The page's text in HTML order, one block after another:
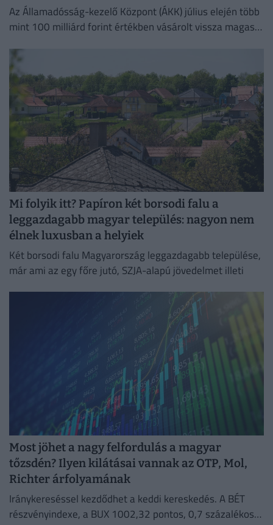
Az Államadósság-kezelő Központ (ÁKK) július elején több
mint 100 milliárd forint értékben vásárolt vissza magas
Mi folyik itt? Papíron két borsodi falu a
leggazdagabb magyar település: nagyon nem
élnek luxusban a helyiek
Két borsodi falu Magyarország leggazdagabb települése,
már ami az egy főre jutó, SZJA-alapú jövedelmet illeti
Most jöhet a nagy felfordulás a magyar
tőzsdén? Ilyen kilátásai vannak az OTP, Mol,
Richter árfolyamának
Iránykereséssel kezdődhet a keddi kereskedés. A BÉT
részvényindexe, a BUX 1002,32 pontos, 0,7 százalékos